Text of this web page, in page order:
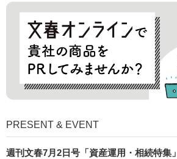
PRESENT & EVENT
週刊文春7月2日号「資産運用・相続特集